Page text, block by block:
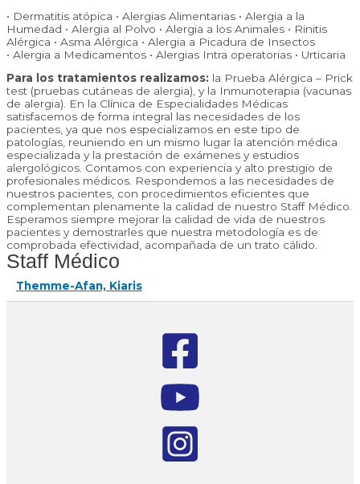
• Dermatitis atópica • Alergias Alimentarias • Alergia a la
Humedad • Alergia al Polvo • Alergia a los Animales • Rinitis
Alérgica • Asma Alérgica • Alergia a Picadura de Insectos
• Alergia a Medicamentos • Alergias Intra operatorias • Urticaria
Para los tratamientos realizamos: la Prueba Alérgica – Prick
test (pruebas cutáneas de alergia), y la Inmunoterapia (vacunas
de alergia). En la Clínica de Especialidades Médicas
satisfacemos de forma integral las necesidades de los
pacientes, ya que nos especializamos en este tipo de
patologías, reuniendo en un mismo lugar la atención médica
especializada y la prestación de exámenes y estudios
alergológicos. Contamos con experiencia y alto prestigio de
profesionales médicos. Respondemos a las necesidades de
nuestros pacientes, con procedimientos eficientes que
complementan plenamente la calidad de nuestro Staff Médico.
Esperamos siempre mejorar la calidad de vida de nuestros
pacientes y demostrarles que nuestra metodología es de
comprobada efectividad, acompañada de un trato cálido.
Staff Médico
Themme-Afan, Kiaris